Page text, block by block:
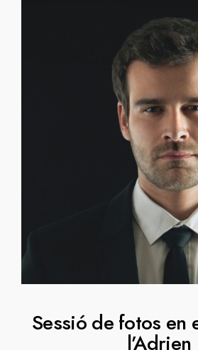
Sessió de fotos en
l’Adrien